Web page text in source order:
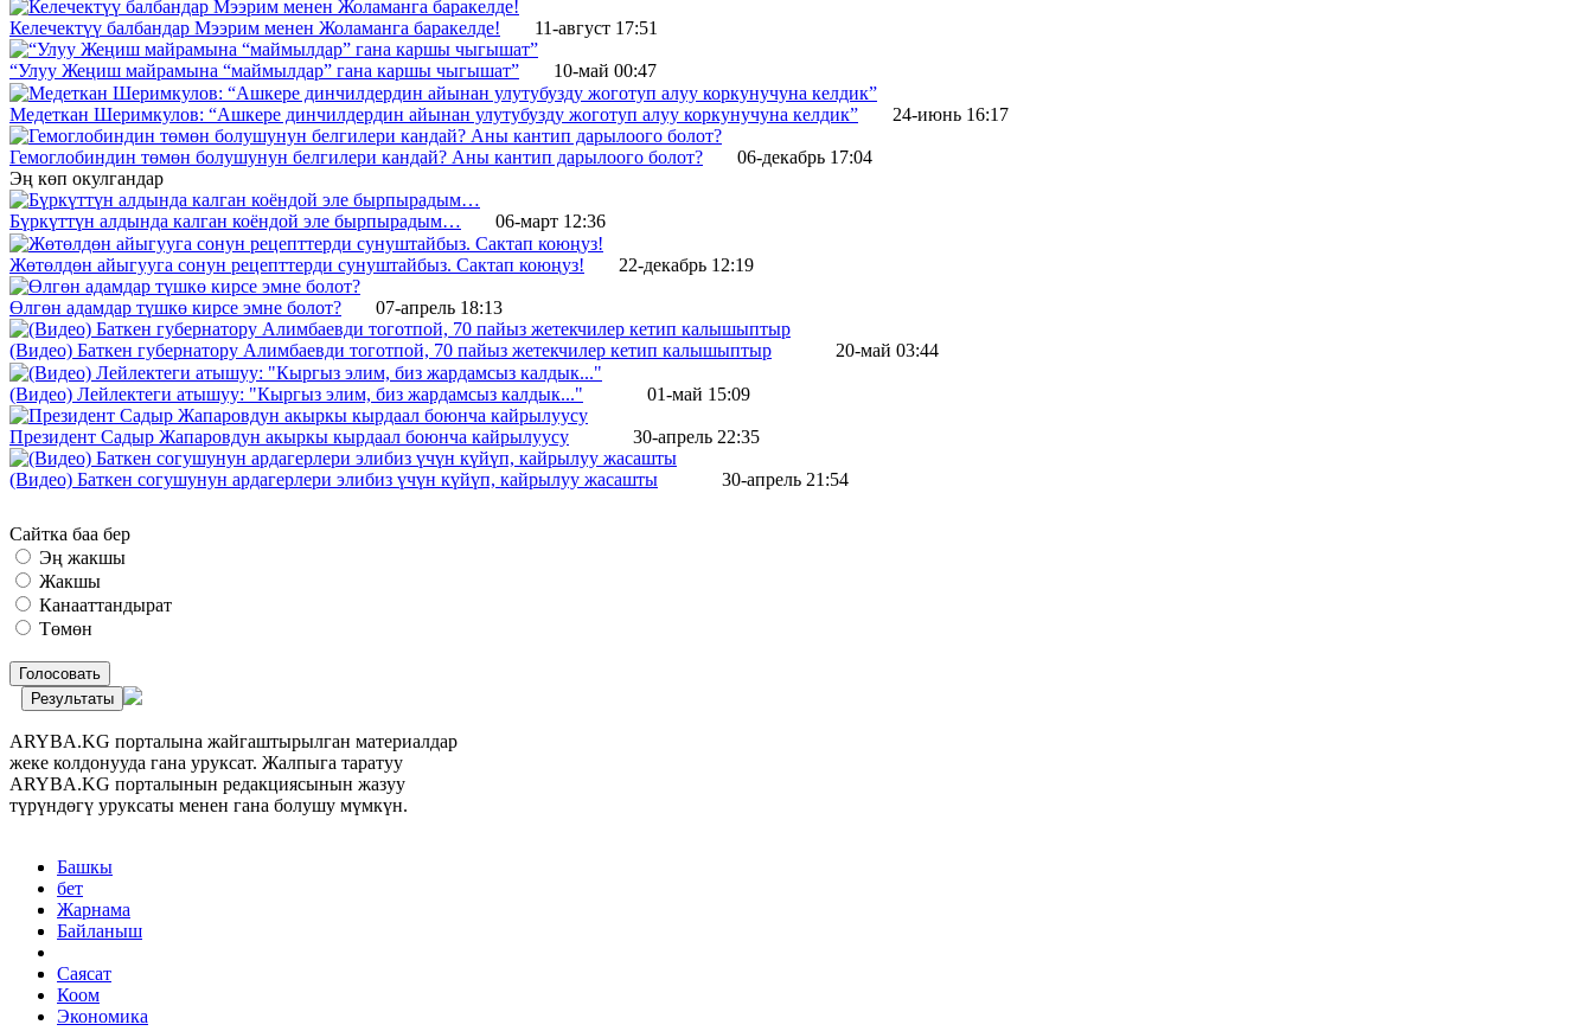
Келечектүү балбандар Мээрим менен Жоламанга баракелде! 11-август 17:51
“Улуу Жеңиш майрамына “маймылдар” гана каршы чыгышат” 10-май 00:47
Медеткан Шеримкулов: “Ашкере динчилдердин айынан улутубузду жоготуп алуу коркунучуна келдик” 24-июнь 16:17
Гемоглобиндин төмөн болушунун белгилери кандай? Аны кантип дарылоого болот?
06-декабрь 17:04
Эң көп окулгандар
Бүркүттүн алдында калган коёндой эле бырпырадым… 06-март 12:36
Жөтөлдөн айыгууга сонун рецепттерди сунуштайбыз. Сактап коюңуз! 22-декабрь 12:19
Өлгөн адамдар түшкө кирсе эмне болот? 07-апрель 18:13
(Видео) Баткен губернатору Алимбаевди тоготпой, 70 пайыз жетекчилер кетип калышыптыр 20-май 03:44
(Видео) Лейлектеги атышуу: "Кыргыз элим, биз жардамсыз калдык..." 01-май 15:09
Президент Садыр Жапаровдун акыркы кырдаал боюнча кайрылуусу 30-апрель 22:35
(Видео) Баткен согушунун ардагерлери элибиз үчүн күйүп, кайрылуу жасашты 30-апрель 21:54
Сайтка баа бер
Эң жакшы
Жакшы
Канааттандырат
Төмөн
Голосовать
Результаты
ARYBA.KG порталына жайгаштырылган материалдар
жеке колдонууда гана уруксат. Жалпыга таратуу
ARYBA.KG порталынын редакциясынын жазуу
түрүндөгү уруксаты менен гана болушу мүмкүн.
Башкы
бет
Жарнама
Байланыш
Саясат
Коом
Экономика